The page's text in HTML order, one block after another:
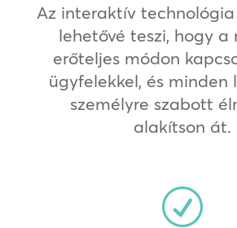
Az interaktív
lehetővé teszi, hogy a
erőteljes módon
ügyfelekkel, és
személyre szabott
alakítson át.
R